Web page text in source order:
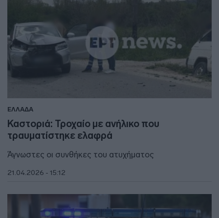
ΕΛΛΑΔΑ
Καστοριά: Τροχαίο με ανήλικο που
τραυματίστηκε ελαφρά
Άγνωστες οι συνθήκες του ατυχήματος
21.04.2026 - 15:12